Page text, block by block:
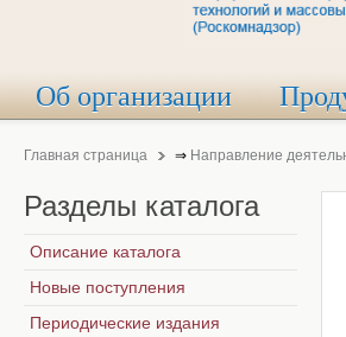
Об организации
Главная страница ⇒ Направление
Разделы каталога
Описание каталога
Новые поступления
Периодические издания